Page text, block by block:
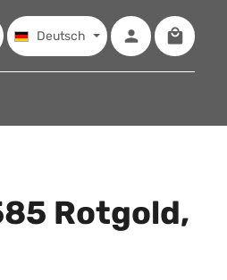
Deutsch
Rotgold,